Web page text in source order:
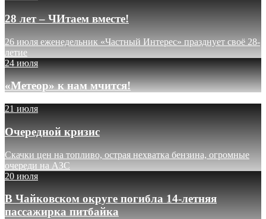
28 лет – ЧИтаем вместе!
26 июля еженедельник «Частный Интерес» празднует своё 28-
летие
24 июля
«Метеор» к нам мчится!
21 июля
Очередной кризис
Скачки цен на топливо, острая нехватка бензина, огромные
очереди на АЗС
20 июля
В Чайковском округе погибла 14-летняя
пассажирка питбайка